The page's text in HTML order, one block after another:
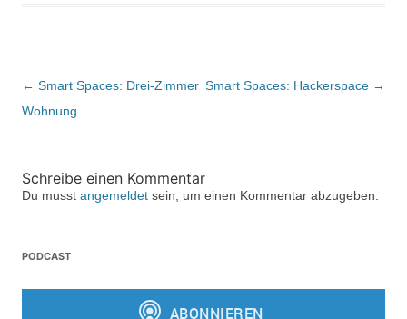
Beitragsnavigation
← Smart Spaces: Drei-Zimmer
Wohnung
Smart Spaces: Hackerspace →
Schreibe einen Kommentar
Du musst angemeldet sein, um einen Kommentar abzugeben.
PODCAST